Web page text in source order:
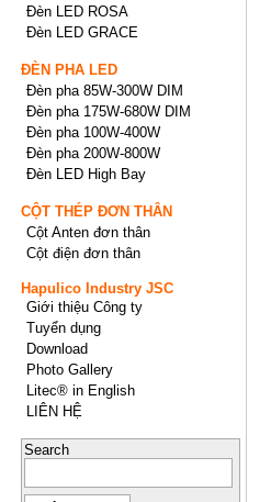
Đèn LED ROSA
Đèn LED GRACE
ĐÈN PHA LED
Đèn pha 85W-300W DIM
Đèn pha 175W-680W DIM
Đèn pha 100W-400W
Đèn pha 200W-800W
Đèn LED High Bay
CỘT THÉP ĐƠN THÂN
Cột Anten đơn thân
Cột điện đơn thân
Hapulico Industry JSC
Giới thiệu Công ty
Tuyển dụng
Download
Photo Gallery
Litec® in English
LIÊN HỆ
Search